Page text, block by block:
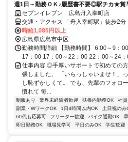
週1日～勤務ＯＫ♪履歴書不要◎駅チカ★賞
セブンイレブン 広島舟入幸町店
交通・アクセス 「舟入幸町駅」徒歩2分
時給1,085円以上
広島県広島市中区
勤務時間詳細 【勤務時間】 6:00～9：
17：00 17：00～22：00 22：00～24：
仕事内容 ◎手厚いサポートで初めての
張しました。 「いらっしゃいませ！」
し恥ずかしくて。 でも、先輩のフォロ
慣れて 毎...
制服あり 業界未経験者歓迎 扶養内勤務OK 社
副業・WワークOK
1日4時間以内OK 土日祝のみ
60代も応募可
フリーター歓迎 バイク通勤OK
即日勤務OK
職場見学可 平日のみOK 学生歓迎